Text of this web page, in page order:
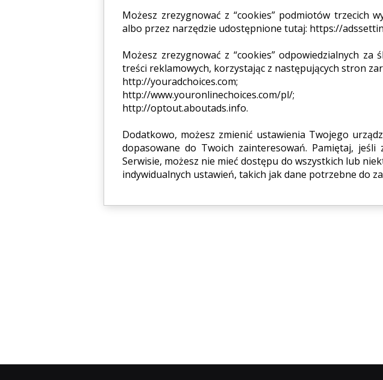
Możesz zrezygnować z “cookies” podmiotów trzecich
albo przez narzędzie udostępnione tutaj: https://
Możesz zrezygnować z “cookies” odpowiedzialnych
treści reklamowych, korzystając z następujących stron
http://youradchoices.com;
http://www.youronlinechoices.com/pl/;
http://optout.aboutads.info.
Dodatkowo, możesz zmienić ustawienia Twojego
dopasowane do Twoich zainteresowań. Pamiętaj, jeśli
Serwisie, możesz nie mieć dostępu do wszystkich lub
indywidualnych ustawień, takich jak dane potrzebne do